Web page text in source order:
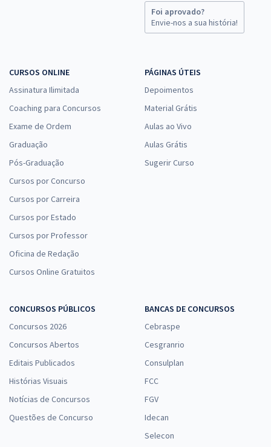
Foi aprovado?
Envie-nos a sua história!
CURSOS ONLINE
Assinatura Ilimitada
Coaching para Concursos
Exame de Ordem
Graduação
Pós-Graduação
Cursos por Concurso
Cursos por Carreira
Cursos por Estado
Cursos por Professor
Oficina de Redação
Cursos Online Gratuitos
PÁGINAS ÚTEIS
Depoimentos
Material Grátis
Aulas ao Vivo
Aulas Grátis
Sugerir Curso
CONCURSOS PÚBLICOS
Concursos 2026
Concursos Abertos
Editais Publicados
Histórias Visuais
Notícias de Concursos
Questões de Concurso
BANCAS DE CONCURSOS
Cebraspe
Cesgranrio
Consulplan
FCC
FGV
Idecan
Selecon